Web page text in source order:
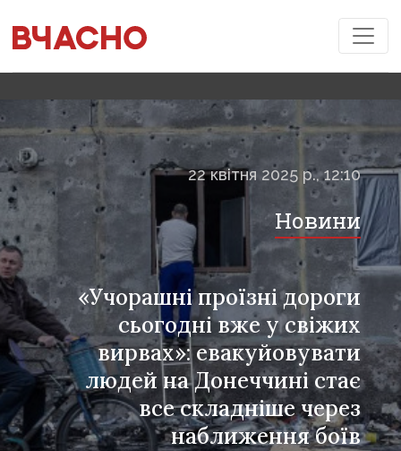
«Учорашні проїзні дороги
сьогодні вже у свіжих
вирвах»: евакуйовувати
людей на Донеччині стає
все складніше через
наближення боїв
Новини
22 квітня 2025 р., 12:10